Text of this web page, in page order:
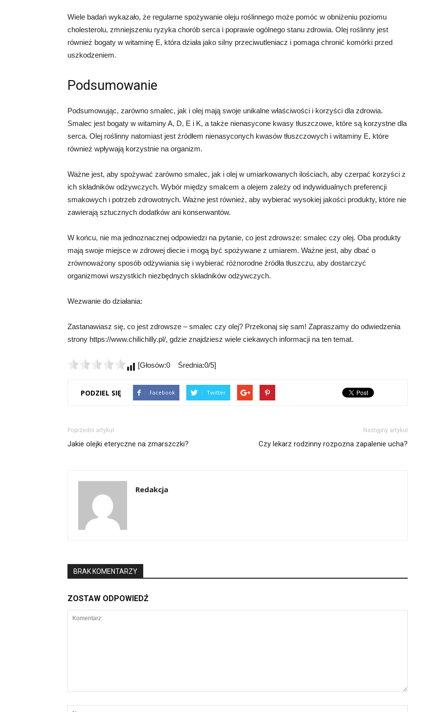
Wiele badań wykazało, że regularne spożywanie oleju roślinnego może pomóc w obniżeniu poziomu
cholesterolu, zmniejszeniu ryzyka chorób serca i poprawie ogólnego stanu zdrowia. Olej roślinny jest
również bogaty w witaminę E, która działa jako silny przeciwutleniacz i pomaga chronić komórki przed
uszkodzeniem.
Podsumowanie
Podsumowując, zarówno smalec, jak i olej mają swoje unikalne właściwości i korzyści dla zdrowia.
Smalec jest bogaty w witaminy A, D, E i K, a także nienasycone kwasy tłuszczowe, które są korzystne dla
serca. Olej roślinny natomiast jest źródłem nienasyconych kwasów tłuszczowych i witaminy E, które
również wpływają korzystnie na organizm.
Ważne jest, aby spożywać zarówno smalec, jak i olej w umiarkowanych ilościach, aby czerpać korzyści z
ich składników odżywczych. Wybór między smalcem a olejem zależy od indywidualnych preferencji
smakowych i potrzeb zdrowotnych. Ważne jest również, aby wybierać wysokiej jakości produkty, które nie
zawierają sztucznych dodatków ani konserwantów.
W końcu, nie ma jednoznacznej odpowiedzi na pytanie, co jest zdrowsze: smalec czy olej. Oba produkty
mają swoje miejsce w zdrowej diecie i mogą być spożywane z umiarem. Ważne jest, aby dbać o
zrównoważony sposób odżywiania się i wybierać różnorodne źródła tłuszczu, aby dostarczyć
organizmowi wszystkich niezbędnych składników odżywczych.
Wezwanie do działania:
Zastanawiasz się, co jest zdrowsze – smalec czy olej? Przekonaj się sam! Zapraszamy do odwiedzenia
strony https://www.chilichilly.pl/, gdzie znajdziesz wiele ciekawych informacji na ten temat.
[Głosów:0 Średnia:0/5]
PODZIEL SIĘ Facebook Twitter
Poprzedni artykuł
Jakie olejki eteryczne na zmarszczki?
Następny artykuł
Czy lekarz rodzinny rozpozna zapalenie ucha?
Redakcja
BRAK KOMENTARZY
ZOSTAW ODPOWIEDŹ